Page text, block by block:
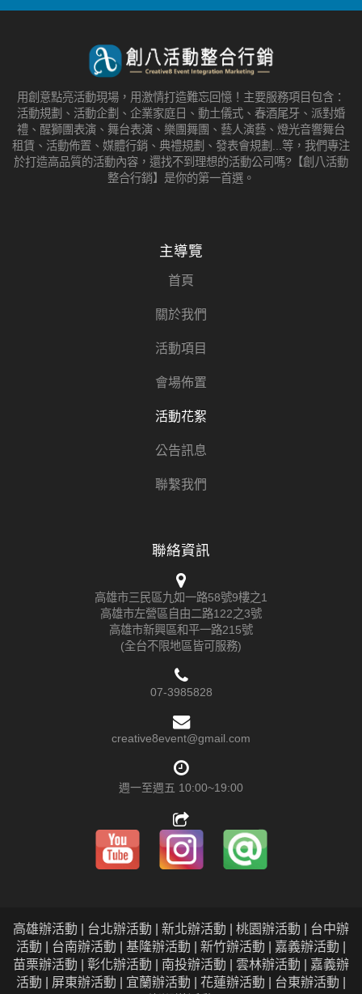
用創意點亮活動現場，用激情打造難忘回憶！主要服務項目包含：
活動規劃、活動企劃、企業家庭日、動土儀式、春酒尾牙、派對婚
禮、醒獅團表演、舞台表演、樂團舞團、藝人演藝、燈光音響舞台
租賃、活動佈置、媒體行銷、典禮規劃、發表會規劃...等，我們專注
於打造高品質的活動內容，還找不到理想的活動公司嗎?【創八活動
整合行銷】是你的第一首選。
主導覽
首頁
關於我們
活動項目
會場佈置
活動花絮
公告訊息
聯繫我們
聯絡資訊
高雄市三民區九如一路58號9樓之1
高雄市左營區自由二路122之3號
高雄市新興區和平一路215號
(全台不限地區皆可服務)
07-3985828
creative8event@gmail.com
週一至週五 10:00~19:00
高雄辦活動 | 台北辦活動 | 新北辦活動 | 桃園辦活動 | 台中辦
活動 | 台南辦活動 | 基隆辦活動 | 新竹辦活動 | 嘉義辦活動 |
苗栗辦活動 | 彰化辦活動 | 南投辦活動 | 雲林辦活動 | 嘉義辦
活動 | 屏東辦活動 | 宜蘭辦活動 | 花蓮辦活動 | 台東辦活動 |